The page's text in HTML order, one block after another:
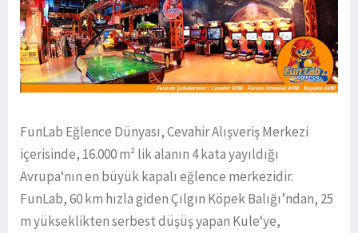
FunLab Eğlence Dünyası, Cevahir Alışveriş Merkezi
içerisinde, 16.000 m² lik alanın 4 kata yayıldığı
Avrupa‘nın en büyük kapalı eğlence merkezidir.
FunLab, 60 km hızla giden Çılgın Köpek Balığı’ndan, 25
m yükseklikten serbest düşüş yapan Kule‘ye,